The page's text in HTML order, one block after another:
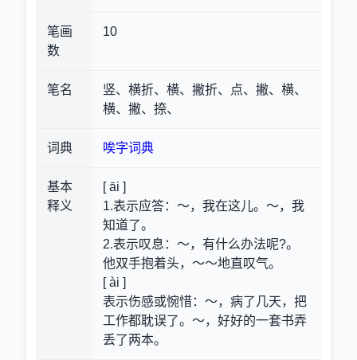
笔画
数
10
笔名
竖、横折、横、撇折、点、撇、横、
横、撇、捺、
词典 唉字词典
基本
释义
[ āi ]
1.表示应答：～，我在这儿。～，我
知道了。
2.表示叹息 ：～，有什么办法呢?。
他双手抱着头，～～地直叹气。
[ ài ]
表示伤感或惋惜：～，病了几天，把
工作都耽误了。～，好好的一套书弄
丢了两本。